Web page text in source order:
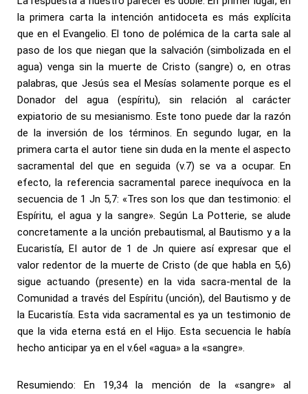
la primera carta la intención antidoceta es más explícita
que en el Evangelio. El tono de polémica de la carta sale al
paso de los que niegan que la salvación (simbolizada en el
agua) venga sin la muerte de Cristo (sangre) o, en otras
palabras, que Jesús sea el Mesías solamente porque es el
Donador del agua (espíritu), sin relación al carácter
expiatorio de su mesianismo. Este tono puede dar la razón
de la inversión de los términos. En segundo lugar, en la
primera carta el autor tiene sin duda en la mente el aspecto
sacramental del que en seguida (v.7) se va a ocupar. En
efecto, la referencia sacramental parece inequívoca en la
secuencia de 1 Jn 5,7: «Tres son los que dan testimonio: el
Espíritu, el agua y la sangre». Según La Potterie, se alude
concretamente a la unción prebautismal, al Bautismo y a la
Eucaristía, EI autor de 1 de Jn quiere así expresar que el
valor redentor de la muerte de Cristo (de que habla en 5,6)
sigue actuando (presente) en la vida sacra-mental de la
Comunidad a través del Espíritu (unción), del Bautismo y de
la Eucaristía. Esta vida sacramental es ya un testimonio de
que la vida eterna está en el Hijo. Esta secuencia le había
hecho anticipar ya en el v.6el «agua» a la «sangre».
Resumiendo: En 19,34 la mención de la «sangre» al